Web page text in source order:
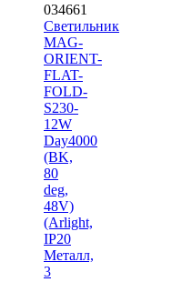
034661
Светильник
MAG-
ORIENT-
FLAT-
FOLD-
S230-
12W
Day4000
(BK,
80
deg,
48V)
(Arlight,
IP20
Металл,
3